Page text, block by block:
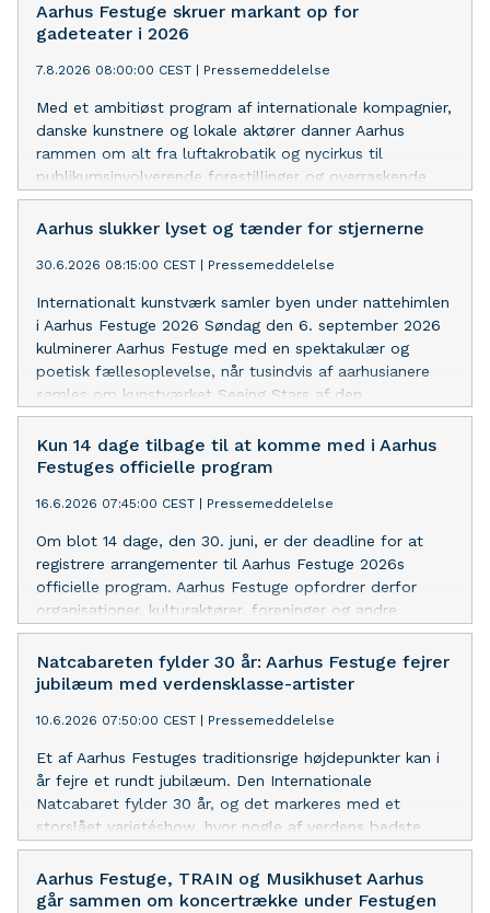
Aarhus Festuge skruer markant op for
gadeteater i 2026
7.8.2026 08:00:00 CEST Pressemeddelelse
Med et ambitiøst program af internationale kompagnier,
danske kunstnere og lokale aktører danner Aarhus
rammen om alt fra luftakrobatik og nycirkus til
publikumsinvolverende forestillinger og overraskende
oplevelser i byrummet under Aarhus Festuge 2026.
Aarhus slukker lyset og tænder for stjernerne
30.6.2026 08:15:00 CEST Pressemeddelelse
Internationalt kunstværk samler byen under nattehimlen
i Aarhus Festuge 2026 Søndag den 6. september 2026
kulminerer Aarhus Festuge med en spektakulær og
poetisk fællesoplevelse, når tusindvis af aarhusianere
samles om kunstværket Seeing Stars af den
internationalt anerkendte hollandske kunstner Daan
Roosegaarde.
Kun 14 dage tilbage til at komme med i Aarhus
Festuges officielle program
16.6.2026 07:45:00 CEST Pressemeddelelse
Om blot 14 dage, den 30. juni, er der deadline for at
registrere arrangementer til Aarhus Festuge 2026s
officielle program. Aarhus Festuge opfordrer derfor
organisationer, kulturaktører, foreninger og andre
arrangører til at komme med i årets program.
Natcabareten fylder 30 år: Aarhus Festuge fejrer
jubilæum med verdensklasse-artister
10.6.2026 07:50:00 CEST Pressemeddelelse
Et af Aarhus Festuges traditionsrige højdepunkter kan i
år fejre et rundt jubilæum. Den Internationale
Natcabaret fylder 30 år, og det markeres med et
storslået varietéshow, hvor nogle af verdens bedste
artister inden for komik, magi og akrobatik indtager
scenen i Hermans.
Aarhus Festuge, TRAIN og Musikhuset Aarhus
går sammen om koncertrække under Festugen